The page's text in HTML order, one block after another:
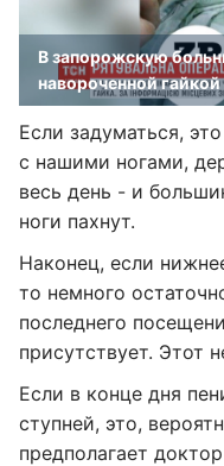
В запорожскую
навороченной
Если задуматься,
с нашими ногами,
весь день - и
ноги пахнут.
Наконец, если
то немного
последнего
присутствует. Этот
Если в конце дня
ступней, это,
предполагает